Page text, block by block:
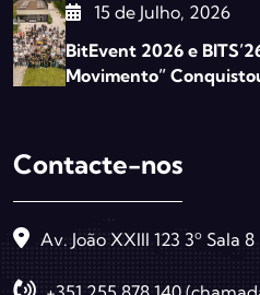
15 de Julho, 2026
BitEvent 2026 e
Movimento”
Contacte-nos
Av. João XXIII 123 3º Sala